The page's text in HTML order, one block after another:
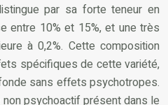
par sa forte teneur en
entre 10% et 15%, et une très
à 0,2%. Cette composition
spécifiques de cette variété,
sans effets psychotropes.
psychoactif présent dans le